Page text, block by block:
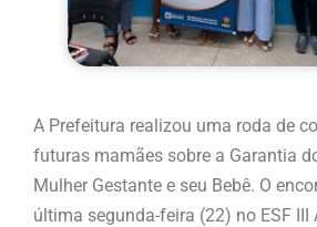
A Prefeitura realizou uma roda de
futuras mamães sobre a Garantia
Mulher Gestante e seu Bebê. O
última segunda-feira (22) no ESF III